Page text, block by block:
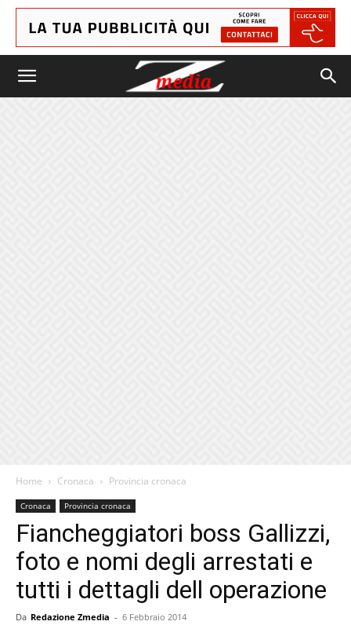
Home Cronaca Provincia cronaca
Cronaca Provincia cronaca
Fiancheggiatori boss Gallizzi,
foto e nomi degli arrestati e
tutti i dettagli dell operazione
Da Redazione Zmedia - 6 Febbraio 2014